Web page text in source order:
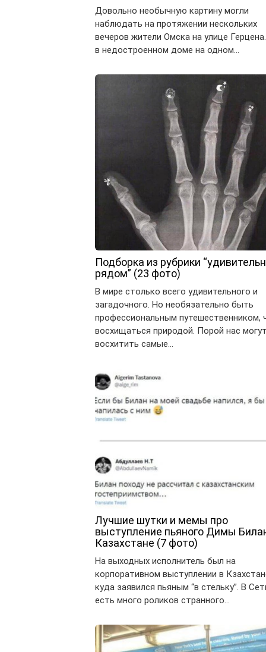
Довольно необычную картину могли
наблюдать на протяжении нескольких
вечеров жители Омска на улице
в недостроенном доме на одном…
Подборка из рубрики
рядом” (23 фото)
В мире столько всего удивительного и
загадочного. Но необязательно быть
профессиональным путешественником,
восхищаться природой. Порой нас
восхитить самые…
Лучшие шутки и мемы про
выступление пьяного Димы
Казахстане (7 фото)
На выходных исполнитель был на
корпоративном выступлении в
куда заявился пьяным “в стельку”. В
есть много роликов странного…